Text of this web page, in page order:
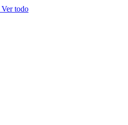
Ver todo